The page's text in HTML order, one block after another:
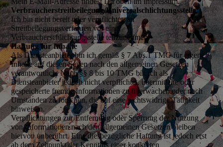
Verbraucherstreitbeilegung/Universalschlichtungsstelle
Ich bin nicht bereit oder verpflichtet, an
Streitbeilegungsverfahren vor einer
Verbraucherschlichtungsstelle teilzunehmen.
Haftung für Inhalte
Als Diensteanbieter bin ich gemäß § 7 Abs.1 TMG für eigene
Inhalte auf diesen Seiten nach den allgemeinen Gesetzen
verantwortlich. Nach §§ 8 bis 10 TMG bin ich als
Diensteanbieter jedoch nicht verpflichtet, übermittelte oder
gespeicherte fremde Informationen zu überwachen oder nach
Umständen zu forschen, die auf eine rechtswidrige Tätigkeit
hinweisen.
Verpflichtungen zur Entfernung oder Sperrung der Nutzung
von Informationen nach den allgemeinen Gesetzen bleiben
hiervon unberührt. Eine diesbezügliche Haftung ist jedoch erst
ab dem Zeitpunkt der Kenntnis einer konkreten